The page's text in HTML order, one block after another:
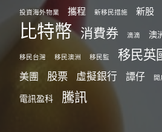
投資海外物業 攜程 新移民措施 新股
比特幣 消費券 滴滴 澳
移民台灣 移民澳洲 移民監 移民英
美團 股票 虛擬銀行 譚仔 開
電訊盈科 騰訊